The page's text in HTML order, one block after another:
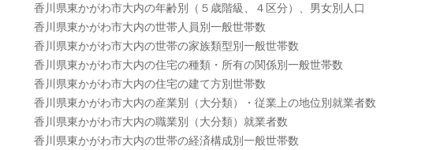
香川県東かがわ市大内の年齢別（５歳階級、４区分）、男女別人口
香川県東かがわ市大内の世帯人員別一般世帯数
香川県東かがわ市大内の世帯の家族類型別一般世帯数
香川県東かがわ市大内の住宅の種類・所有の関係別一般世帯数
香川県東かがわ市大内の住宅の建て方別世帯数
香川県東かがわ市大内の産業別（大分類）・従業上の地位別就業者数
香川県東かがわ市大内の職業別（大分類）就業者数
香川県東かがわ市大内の世帯の経済構成別一般世帯数